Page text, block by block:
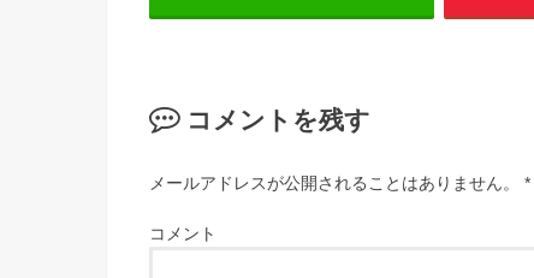
コメントを残す
メールアドレスが公開されることはありません。 *
コメント